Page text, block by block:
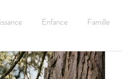
Enfance Famille